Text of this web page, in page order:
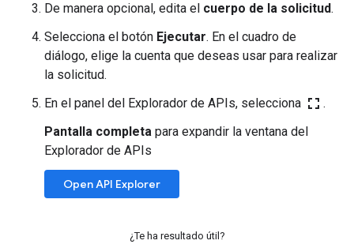
De manera opcional, edita el cuerpo de la solicitud.
Selecciona el botón Ejecutar. En el cuadro de
diálogo, elige la cuenta que deseas usar para realizar
la solicitud.
En el panel del Explorador de APIs, selecciona fullscreen .
Pantalla completa para expandir la ventana del
Explorador de APIs
Open API Explorer
¿Te ha resultado útil?